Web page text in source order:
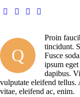
Q
Proin
tincidunt.
Fusce
ipsum
dapibus.
vulputate eleifend tellus.
vitae, eleifend ac, enim.